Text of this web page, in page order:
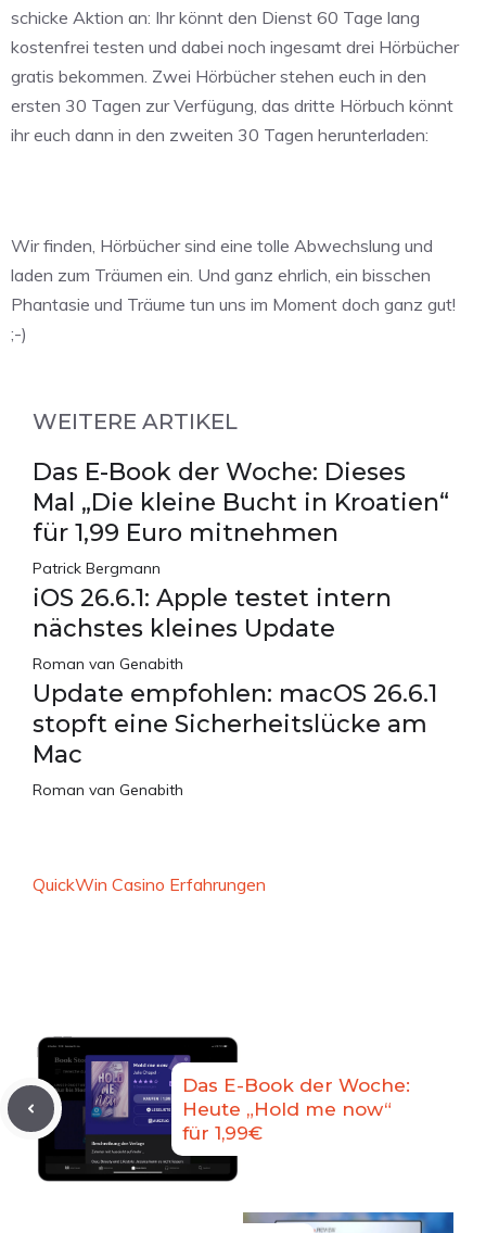
schicke Aktion an: Ihr könnt den Dienst 60 Tage lang
kostenfrei testen und dabei noch ingesamt drei Hörbücher
gratis bekommen. Zwei Hörbücher stehen euch in den
ersten 30 Tagen zur Verfügung, das dritte Hörbuch könnt
ihr euch dann in den zweiten 30 Tagen herunterladen:
Wir finden, Hörbücher sind eine tolle Abwechslung und
laden zum Träumen ein. Und ganz ehrlich, ein bisschen
Phantasie und Träume tun uns im Moment doch ganz gut!
;-)
WEITERE ARTIKEL
Das E-Book der Woche: Dieses
Mal „Die kleine Bucht in Kroatien“
für 1,99 Euro mitnehmen
Patrick Bergmann
iOS 26.6.1: Apple testet intern
nächstes kleines Update
Roman van Genabith
Update empfohlen: macOS 26.6.1
stopft eine Sicherheitslücke am
Mac
Roman van Genabith
QuickWin Casino Erfahrungen
Das E-Book der Woche:
Heute „Hold me now“
für 1,99€